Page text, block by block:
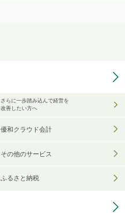
さらに一歩踏み込んで経営を
改善したい方へ
優和クラウド会計
その他のサービス
ふるさと納税